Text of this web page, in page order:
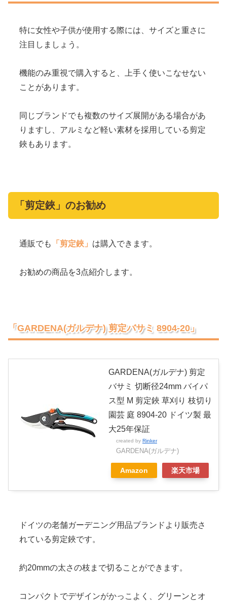
特に女性や子供が使用する際には、サイズと重さに
注目しましょう。
機能のみ重視で購入すると、上手く使いこなせない
ことがあります。
同じブランドでも複数のサイズ展開がある場合があ
りますし、アルミなど軽い素材を採用している剪定
鋏もあります。
「剪定鋏」のお勧め
通販でも 「剪定鋏」 は購入できます。
お勧めの商品を3点紹介します。
「GARDENA(ガルデナ) 剪定バサミ 8904-20」
GARDENA(ガルデナ) 剪定
バサミ 切断径24mm バイパ
ス型 M 剪定鋏 草刈り 枝切り
園芸 庭 8904-20 ドイツ製 最
大25年保証
created by Rinker
GARDENA(ガルデナ)
Amazon 楽天市場
ドイツの老舗ガーデニング用品ブランドより販売さ
れている剪定鋏です。
約20mmの太さの枝まで切ることができます。
コンパクトでデザインがかっこよく、グリーンとオ